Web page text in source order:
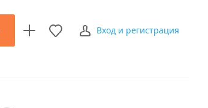
Вход и регистрация